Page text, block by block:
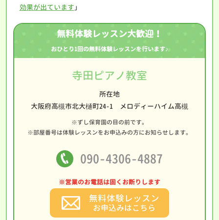
効果が出ています 」
無料体験レッスン大歓迎！
おひとり1回の無料体験レッスンを行います♪
寺田ピアノ教室
所在地
大阪府高槻市北大樋町24-1 メロディーハイム高槻
※ずし保育園の目の前です。
※部屋番号は体験レッスンをお申込みの方にお知らせします。
090-4306-4887
※営業のお電話は固くお断りします
無料体験レッスン
お申込みはこちら